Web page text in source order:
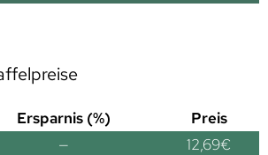
Ersparnis (%)
Preis
— 12,69€